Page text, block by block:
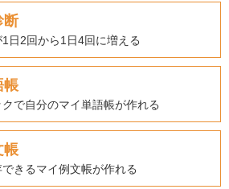
断
日2回から1日4回に増える
帳
クで自分のマイ単語帳が作れる
帳
きるマイ例文帳が作れる